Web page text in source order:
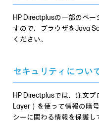
HP Directplusの一部のペ
すので、ブラウザをJava
ください。
セキュリティについ
HP Directplusでは、注文
Layer）を使って情報の暗
シーに関わる情報を保護し